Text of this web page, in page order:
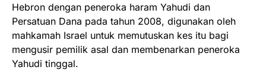
Hebron dengan peneroka haram Yahudi dan
Persatuan Dana pada tahun 2008, digunakan oleh
mahkamah Israel untuk memutuskan kes itu bagi
mengusir pemilik asal dan membenarkan peneroka
Yahudi tinggal.